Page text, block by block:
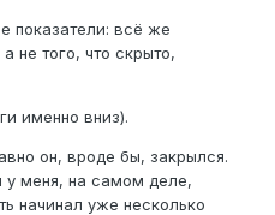
показатели: всё же
не того, что скрыто,
именно вниз).
он, вроде бы, закрылся.
у меня, на самом деле,
начинал уже несколько